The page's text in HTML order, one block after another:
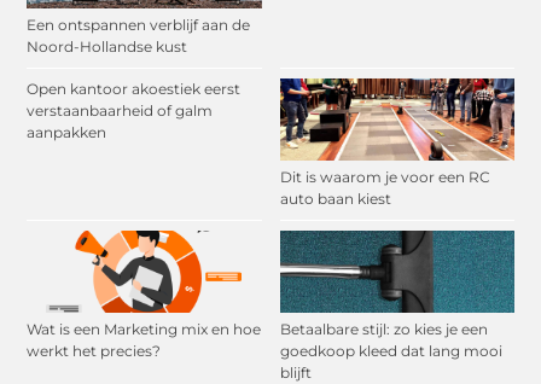
Een ontspannen verblijf aan de
Noord-Hollandse kust
Open kantoor akoestiek eerst
verstaanbaarheid of galm
aanpakken
Dit is waarom je voor een RC
auto baan kiest
Wat is een Marketing mix en hoe
werkt het precies?
Betaalbare stijl: zo kies je een
goedkoop kleed dat lang mooi
blijft